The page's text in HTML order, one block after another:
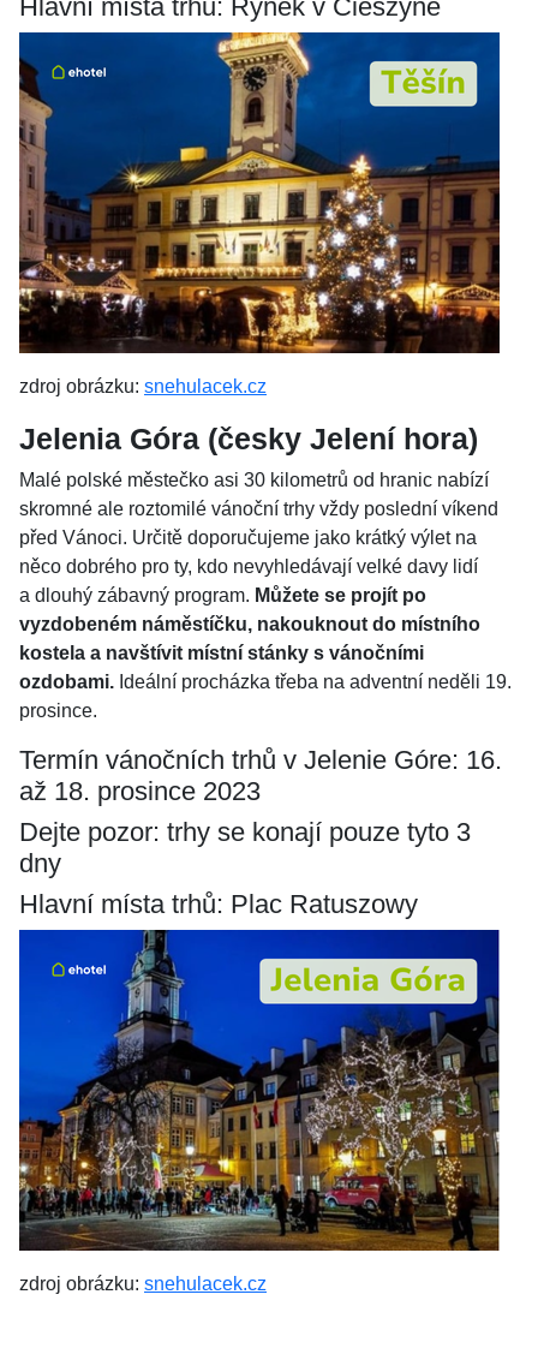
Hlavní místa trhů: Rynek v Cieszyně
zdroj obrázku: snehulacek.cz
Jelenia Góra (česky Jelení hora)
Malé polské městečko asi 30 kilometrů od hranic nabízí
skromné ale roztomilé vánoční trhy vždy poslední víkend
před Vánoci. Určitě doporučujeme jako krátký výlet na
něco dobrého pro ty, kdo nevyhledávají velké davy lidí
a dlouhý zábavný program. Můžete se projít po
vyzdobeném náměstíčku, nakouknout do místního
kostela a navštívit místní stánky s vánočními
ozdobami. Ideální procházka třeba na adventní neděli 19.
prosince.
Termín vánočních trhů v Jelenie Góre: 16.
až 18. prosince 2023
Dejte pozor: trhy se konají pouze tyto 3
dny
Hlavní místa trhů: Plac Ratuszowy
zdroj obrázku: snehulacek.cz